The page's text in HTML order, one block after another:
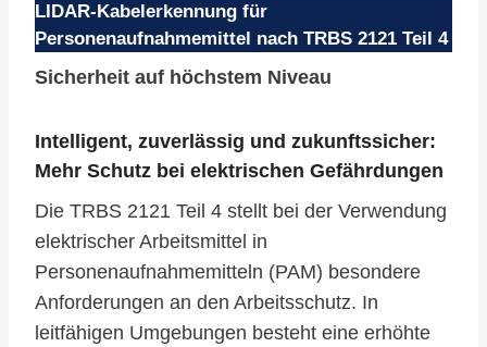
LIDAR-Kabelerkennung für
Personenaufnahmemittel nach TRBS 2121 Teil 4
Sicherheit auf höchstem Niveau
Intelligent, zuverlässig und zukunftssicher:
Mehr Schutz bei elektrischen Gefährdungen
Die TRBS 2121 Teil 4 stellt bei der Verwendung
elektrischer Arbeitsmittel in
Personenaufnahmemitteln (PAM) besondere
Anforderungen an den Arbeitsschutz. In
leitfähigen Umgebungen besteht eine erhöhte